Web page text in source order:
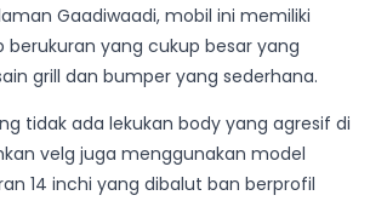
Gaadiwaadi, mobil ini memiliki
yang cukup besar yang
grill dan bumper yang sederhana.
tidak ada lekukan body yang agresif di
velg juga menggunakan model
14 inchi yang dibalut ban berprofil